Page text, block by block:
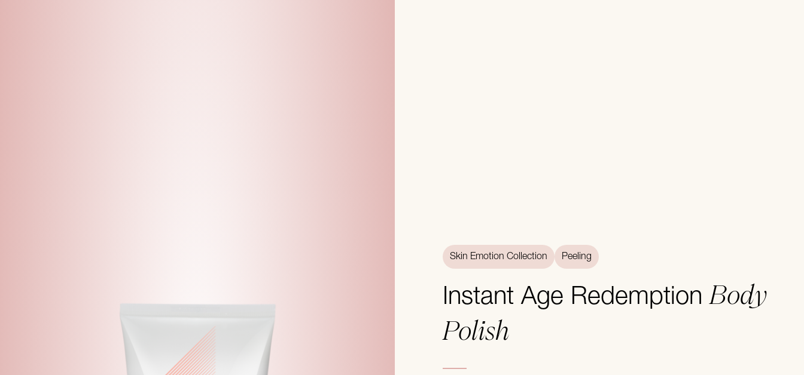
Skin Emotion Collection Peeling
Instant Age RedemptionBody
Polish